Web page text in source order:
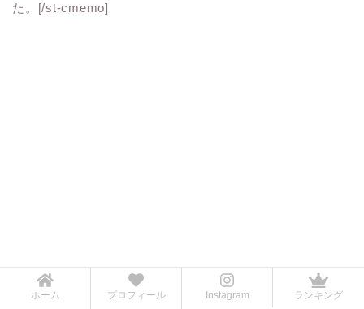
た。[/st-cmemo]
ホーム プロフィール Instagram ランキング